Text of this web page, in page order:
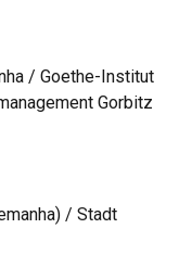
/ Goethe-Institut
Gorbitz
/ Stadt